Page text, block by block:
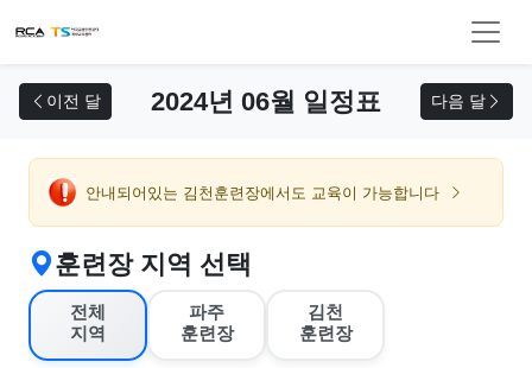
이전 달 2024년 06월 일정표 다음 달
안내되어있는 김천훈련장에서도 교육이 가능합니다
훈련장 지역 선택
전체
지역
파주
훈련장
김천
훈련장